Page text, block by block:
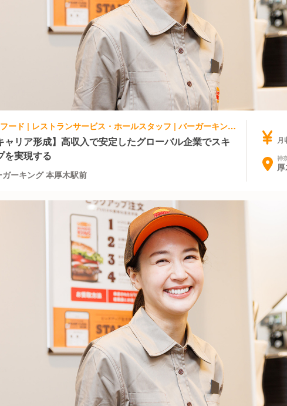
ファストフード | レストランサービス・ホールスタッフ | バーガーキング 本厚木駅前
ャリア形成】高収入で安定したグローバル企業でスキ
を実現する
ガーキング 本厚木駅前
月
神